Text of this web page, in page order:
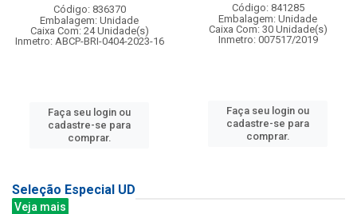
Código: 836370
Embalagem: Unidade
Caixa Com: 24 Unidade(s)
Inmetro: ABCP-BRI-0404-2023-16
Faça seu login ou
cadastre-se para
comprar.
Código: 841285
Embalagem: Unidade
Caixa Com: 30 Unidade(s)
Inmetro: 007517/2019
Faça seu login ou
cadastre-se para
comprar.
Seleção Especial UD
Veja mais